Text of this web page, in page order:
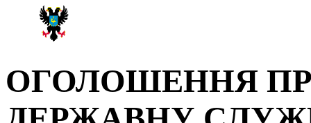
ОГОЛОШЕННЯ